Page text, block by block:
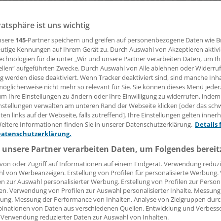
von 10.000 Kindern könnten aufgrund einer CT-
Jahren eine Leukämie entwickeln. Zu diesem Ergebnis
in neun europäischen Ländern.
Leserin, lieber Leser,
Beitrag können Sie lesen, sobald Sie sich
Jetzt anmelden »
vergessen?
Problem beim Login?
ist mit wenigen Klicks erledigt und kostenlos.
des kostenlosen Login:
ist uns wichtig
145-Partner speichern und greifen auf personenbezogene Daten wie
Kennungen auf Ihrem Gerät zu. Durch Auswahl von Akzeptieren
für die unter „Wir und unsere Partner verarbeiten Daten, um
aufgeführten Zwecke. Durch Auswahl von Alle ablehnen oder
werden diese deaktiviert. Wenn Tracker deaktiviert sind, sind manche
nicht mehr so relevant für Sie. Sie können dieses Menü
Ihre Einstellungen zu ändern oder Ihre Einwilligung zu widerrufen, indem
verwalten am unteren Rand der Webseite klicken [oder das
links auf der Webseite, falls zutreffend]. Ihre Einstellungen gelten
Informationen finden Sie in unserer Datenschutzerklärung. Details
Partner verarbeiten Daten, um Folgendes
oder Zugriff auf Informationen auf einem Endgerät. Verwendung
von Werbeanzeigen. Erstellung von Profilen für personalisierte
zur Auswahl personalisierter Werbung. Erstellung von Profilen zur
Verwendung von Profilen zur Auswahl personalisierter Inhalte.
Messung der Performance von Inhalten. Analyse von Zielgruppen
von Daten aus verschiedenen Quellen. Entwicklung und
reduzierter Daten zur Auswahl von Inhalten.